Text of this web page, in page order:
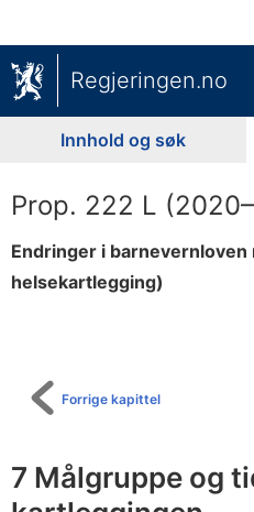
Regjeringen.no
Innhold og søk
Prop. 222 L
Endringer i
helsekartlegging)
Forrige kapittel
7 Målgruppe og